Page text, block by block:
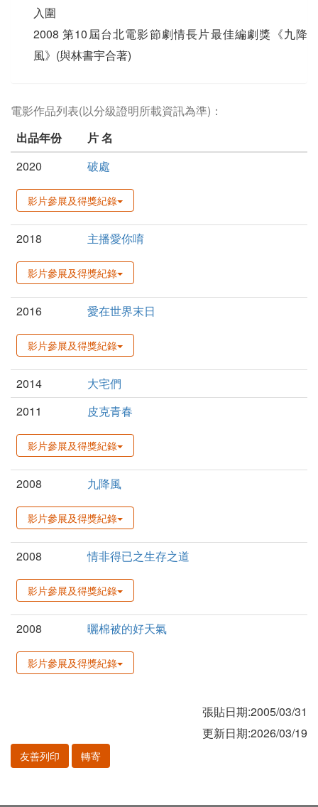
入圍
2008 第10屆台北電影節劇情長片最佳編劇獎《九降
風》(與林書宇合著)
電影作品列表(以分級證明所載資訊為準)：
出品年份
片 名
2020
破處
影片參展及得獎紀錄
2018 主播愛你唷
影片參展及得獎紀錄
2016 愛在世界末日
影片參展及得獎紀錄
2014
大宅們
2011
皮克青春
影片參展及得獎紀錄
2008 九降風
影片參展及得獎紀錄
2008 情非得已之生存之道
影片參展及得獎紀錄
2008 曬棉被的好天氣
影片參展及得獎紀錄
張貼日期:2005/03/31
更新日期:2026/03/19
友善列印 轉寄